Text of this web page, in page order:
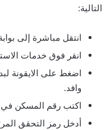
التالية:
انتقل مباشرة إلى
انقر فوق خدمات
اضغط على الايقونة
وافد.
اكتب رقم المسكن
أدخل رمز التحقق